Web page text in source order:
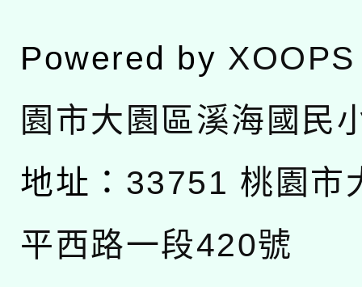
Powered by XOOPS
園市大園區溪海國民
地址： 33751 桃園市
平西路一段420號